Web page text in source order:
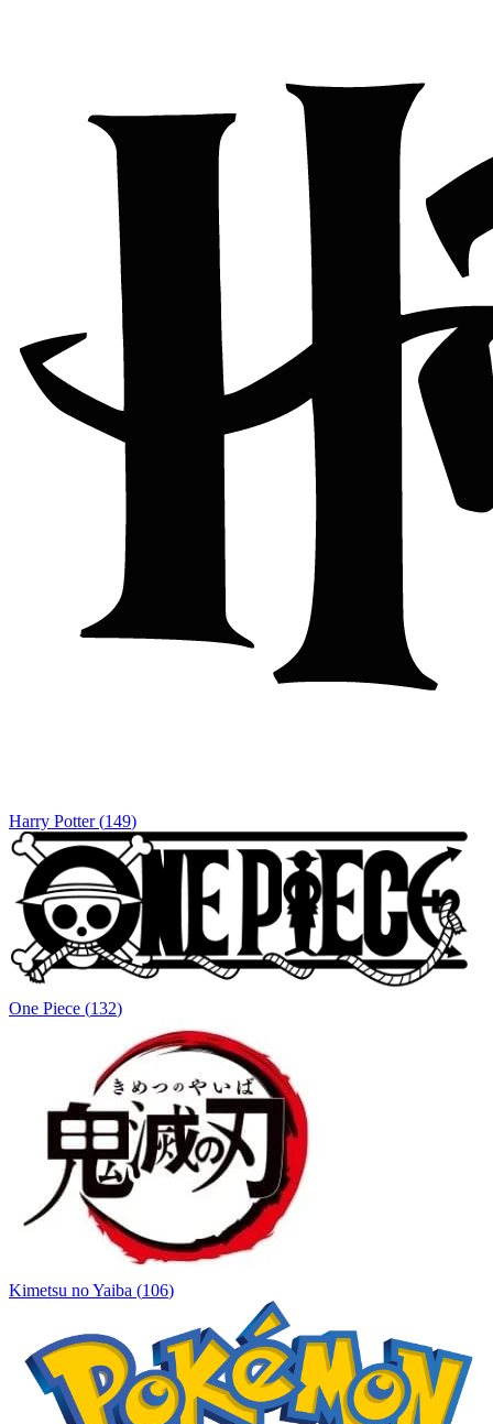
Harry Potter (149)
One Piece (132)
Kimetsu no Yaiba (106)